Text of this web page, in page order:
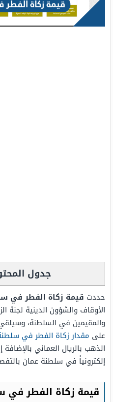
جدول
حددت قيمة زكاة الفطر في
الأوقاف والشؤون الدينية لجنة
والمقيمين في السلطنة،
على مقدار زكاة الفطر في سلطنة
الذهب بالريال العماني
إلكترونياً في سلطنة عمان
قيمة زكاة الفطر في